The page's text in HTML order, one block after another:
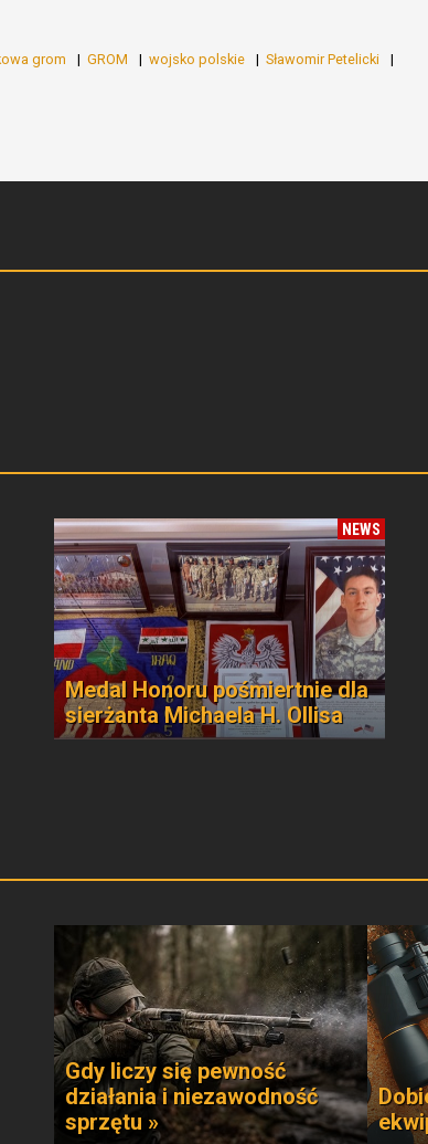
grom GROM wojsko polskie
Sławomir Petelicki
NEWS
Medal Honoru pośmiertnie dla
sierżanta Michaela H. Ollisa
Gdy liczy się pewność
działania i niezawodność
sprzętu »